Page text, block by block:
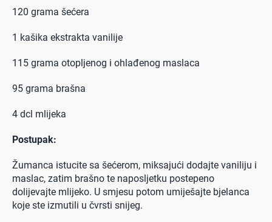
120 grama šećera
1 kašika ekstrakta vanilije
115 grama otopljenog i ohlađenog maslaca
95 grama brašna
4 dcl mlijeka
Postupak:
Žumanca istucite sa šećerom, miksajući dodajte vaniliju i
maslac, zatim brašno te naposljetku postepeno
dolijevajte mlijeko. U smjesu potom umiješajte bjelanca
koje ste izmutili u čvrsti snijeg.